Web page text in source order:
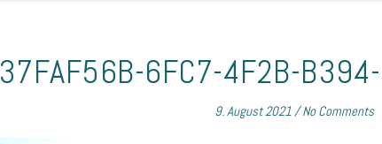
37FAF56B-6FC7-4F2B-
9. August 2021/ No Comments